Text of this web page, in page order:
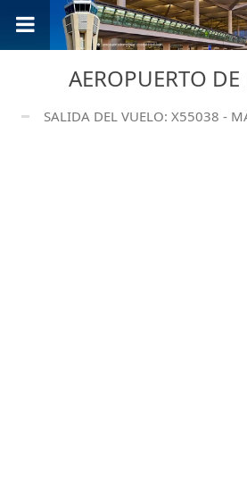
AEROPUERTO
SALIDA DEL VUELO: X55038 -